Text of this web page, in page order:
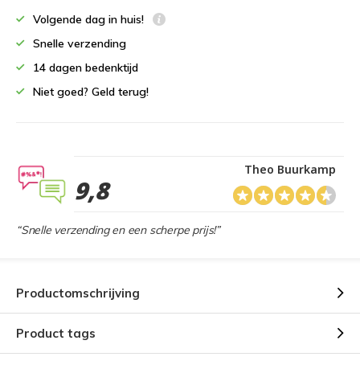
Volgende dag in huis!
Snelle verzending
14 dagen bedenktijd
Niet goed? Geld terug!
9,8
Theo Buurkamp
“Snelle verzending en een scherpe prijs!”
Productomschrijving
Product tags